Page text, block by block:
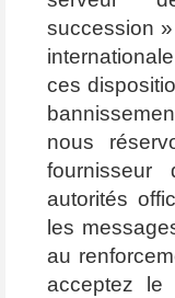
succession
ces
nous
autorités
les
au
acceptez le